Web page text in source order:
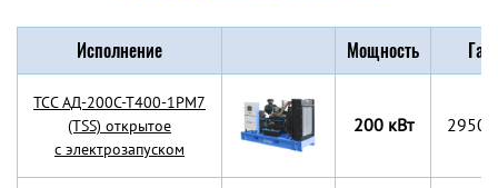
Исполнение Мощность
TCC АД-200С-Т400-1РМ7
(TSS) открытое
с электрозапуском
200 кВт